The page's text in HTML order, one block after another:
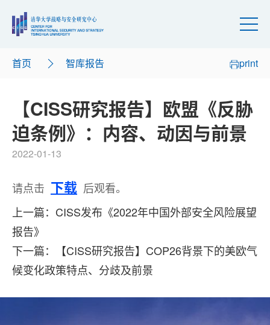
首页 智库报告 print
【CISS研究报告】欧盟《反胁
迫条例》：内容、动因与前景
2022-01-13
请点击 下载 后观看。
上一篇：CISS发布《2022年中国外部安全风险展望
报告》
下一篇：【CISS研究报告】COP26背景下的美欧气
候变化政策特点、分歧及前景